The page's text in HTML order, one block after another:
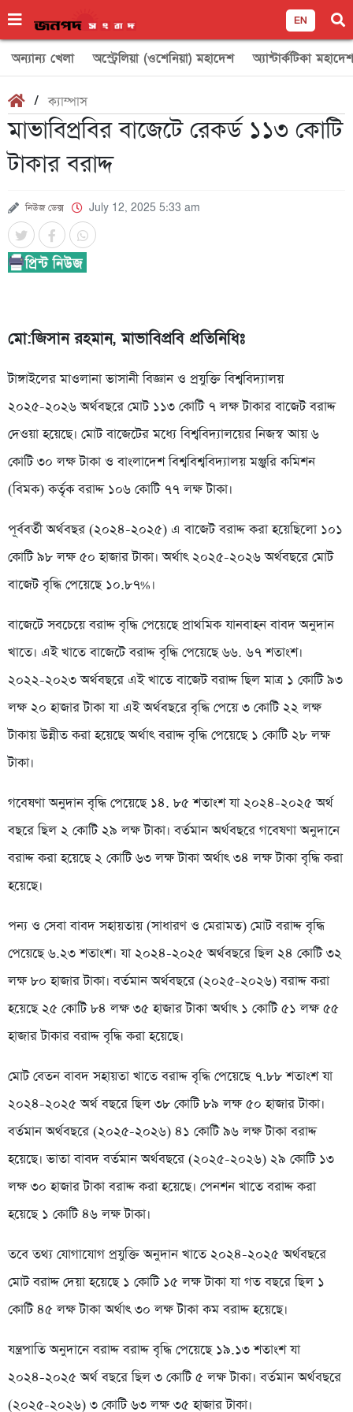
EN
অন্যান্য খেলা অস্ট্রেলিয়া (ওশেনিয়া) মহাদেশ অ্যান্টার্কটিকা মহাদেশ
/ক্যাম্পাস
মাভাবিপ্রবির বাজেটে রেকর্ড ১১৩ কোটি
টাকার বরাদ্দ
নিউজ ডেক্স July 12, 2025 5:33 am
মো:জিসান রহমান, মাভাবিপ্রবি প্রতিনিধিঃ
টাঙ্গাইলের মাওলানা ভাসানী বিজ্ঞান ও প্রযুক্তি বিশ্ববিদ্যালয়
২০২৫-২০২৬ অর্থবছরে মোট ১১৩ কোটি ৭ লক্ষ টাকার বাজেট বরাদ্দ
দেওয়া হয়েছে। মোট বাজেটের মধ্যে বিশ্ববিদ্যালয়ের নিজস্ব আয় ৬
কোটি ৩০ লক্ষ টাকা ও বাংলাদেশ বিশ্ববিশ্ববিদ্যালয় মঞ্জুরি কমিশন
(বিমক) কর্তৃক বরাদ্দ ১০৬ কোটি ৭৭ লক্ষ টাকা।
পূর্ববর্তী অর্থবছর (২০২৪-২০২৫) এ বাজেট বরাদ্দ করা হয়েছিলো ১০১
কোটি ৯৮ লক্ষ ৫০ হাজার টাকা। অর্থাৎ ২০২৫-২০২৬ অর্থবছরে মোট
বাজেট বৃদ্ধি পেয়েছে ১০.৮৭%।
বাজেটে সবচেয়ে বরাদ্দ বৃদ্ধি পেয়েছে প্রাথমিক যানবাহন বাবদ অনুদান
খাতে। এই খাতে বাজেটে বরাদ্দ বৃদ্ধি পেয়েছে ৬৬. ৬৭ শতাংশ।
২০২২-২০২৩ অর্থবছরে এই খাতে বাজেট বরাদ্দ ছিল মাত্র ১ কোটি ৯৩
লক্ষ ২০ হাজার টাকা যা এই অর্থবছরে বৃদ্ধি পেয়ে ৩ কোটি ২২ লক্ষ
টাকায় উন্নীত করা হয়েছে অর্থাৎ বরাদ্দ বৃদ্ধি পেয়েছে ১ কোটি ২৮ লক্ষ
টাকা।
গবেষণা অনুদান বৃদ্ধি পেয়েছে ১৪. ৮৫ শতাংশ যা ২০২৪-২০২৫ অর্থ
বছরে ছিল ২ কোটি ২৯ লক্ষ টাকা। বর্তমান অর্থবছরে গবেষণা অনুদানে
বরাদ্দ করা হয়েছে ২ কোটি ৬৩ লক্ষ টাকা অর্থাৎ ৩৪ লক্ষ টাকা বৃদ্ধি করা
হয়েছে।
পন্য ও সেবা বাবদ সহায়তায় (সাধারণ ও মেরামত) মোট বরাদ্দ বৃদ্ধি
পেয়েছে ৬.২৩ শতাংশ। যা ২০২৪-২০২৫ অর্থবছরে ছিল ২৪ কোটি ৩২
লক্ষ ৮০ হাজার টাকা। বর্তমান অর্থবছরে (২০২৫-২০২৬) বরাদ্দ করা
হয়েছে ২৫ কোটি ৮৪ লক্ষ ৩৫ হাজার টাকা অর্থাৎ ১ কোটি ৫১ লক্ষ ৫৫
হাজার টাকার বরাদ্দ বৃদ্ধি করা হয়েছে।
মোট বেতন বাবদ সহায়তা খাতে বরাদ্দ বৃদ্ধি পেয়েছে ৭.৮৮ শতাংশ যা
২০২৪-২০২৫ অর্থ বছরে ছিল ৩৮ কোটি ৮৯ লক্ষ ৫০ হাজার টাকা।
বর্তমান অর্থবছরে (২০২৫-২০২৬) ৪১ কোটি ৯৬ লক্ষ টাকা বরাদ্দ
হয়েছে। ভাতা বাবদ বর্তমান অর্থবছরে (২০২৫-২০২৬) ২৯ কোটি ১৩
লক্ষ ৩০ হাজার টাকা বরাদ্দ করা হয়েছে। পেনশন খাতে বরাদ্দ করা
হয়েছে ১ কোটি ৪৬ লক্ষ টাকা।
তবে তথ্য যোগাযোগ প্রযুক্তি অনুদান খাতে ২০২৪-২০২৫ অর্থবছরে
মোট বরাদ্দ দেয়া হয়েছে ১ কোটি ১৫ লক্ষ টাকা যা গত বছরে ছিল ১
কোটি ৪৫ লক্ষ টাকা অর্থাৎ ৩০ লক্ষ টাকা কম বরাদ্দ হয়েছে।
যন্ত্রপাতি অনুদানে বরাদ্দ বরাদ্দ বৃদ্ধি পেয়েছে ১৯.১৩ শতাংশ যা
২০২৪-২০২৫ অর্থ বছরে ছিল ৩ কোটি ৫ লক্ষ টাকা। বর্তমান অর্থবছরে
(২০২৫-২০২৬) ৩ কোটি ৬৩ লক্ষ ৩৫ হাজার টাকা।